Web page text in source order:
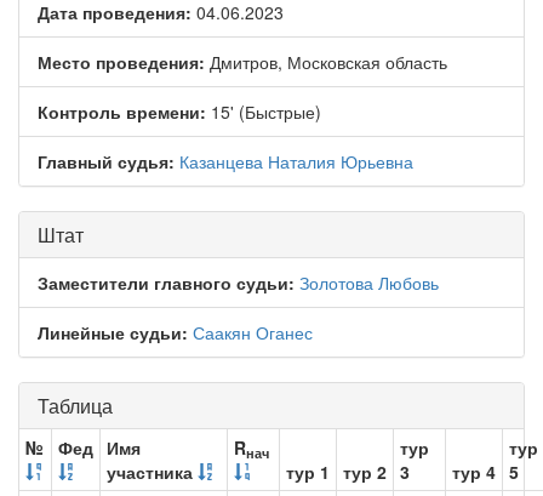
Дата проведения: 04.06.2023
Место проведения: Дмитров, Московская область
Контроль времени: 15' (Быстрые)
Главный судья: Казанцева Наталия Юрьевна
Штат
Заместители главного судьи: Золотова Любовь
Линейные судьи: Саакян Оганес
Таблица
№ Фед Имя
участника
Rнач
тур 1 тур 2
тур
3
тур 4
тур
5